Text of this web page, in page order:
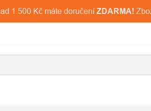
1.500 Kč máte doručení ZDARMA!